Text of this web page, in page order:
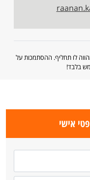
לו תחליף. ההסתמכות על
בלבד!
אישי